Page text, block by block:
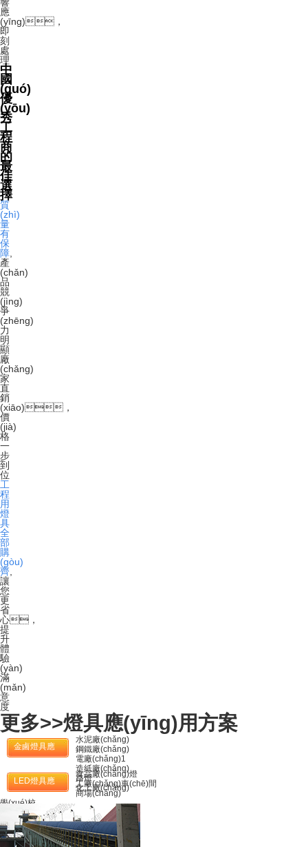
應
(yīng)，
即
刻
處
理
中
國
(guó)
優
(yōu)
秀
工
程
商
的
最
佳
選
擇
質
(zhì)
量
有
保
障
產
(chǎn)
品
競
(jìng)
爭
(zhēng)
力
明
顯
廠
(chǎng)
家
直
銷
(xiāo)，
價
(jià)
格
一
步
到
位
工
程
用
燈
具
全
部
購
(gòu)
齊
讓
您
更
省
心，
提
升
體
驗
(yàn)
滿
(mǎn)
意
度
更多>>燈具應(yīng)用方案
金鹵燈具應
LED燈具應
(yīng)用
水泥廠(chǎng)
鋼鐵廠(chǎng)
電廠(chǎng)1
造紙廠(chǎng)
路燈
化工廠(chǎng)
食品廠(chǎng)燈
工廠(chǎng)車(chē)間
商場(chǎng)
學(xué)校
車(chē)庫(kù)
廣告牌
防爆LED
家居